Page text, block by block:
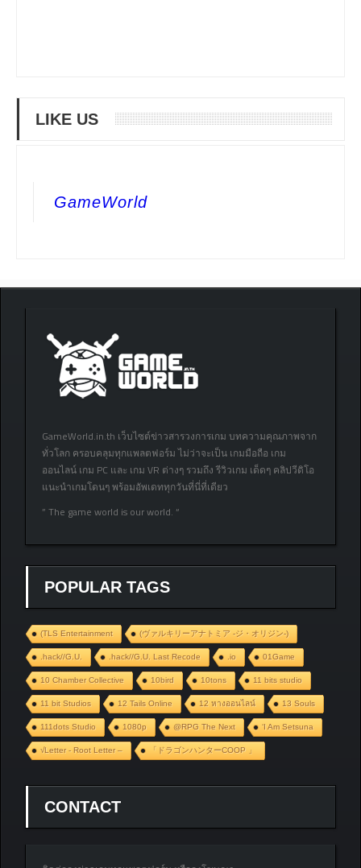
LIKE US
GameWorld
GameWorld.in.th เว็บไซต์ข่าวสารวงการเกม บทความคุณภาพจาก
ทั่วโลก ครอบคลุมทุกแพลตฟอร์ม ไม่ว่าจะเป็น เกมมือถือ เกม
ออนไลน์ เกม PC และ เกม VR ต่างๆ รวมถึง รีวิวเกม เด็ดๆ คลิปวีดิโอ
แนะนำเกมโดนๆ พร้อมอัพเดททุกวันที่นี่ที่เดียว
” The game world is our world. “
POPULAR TAGS
(TLS Entertainment (ヴァルキリーアナトミア ‐ジ・オリジン‐)
.hack//G.U. .hack//G.U. Last Recode .io 01Game
10 Chamber Collective 10bird 10tons 11 bits studio
11 bit Studios 12 Tails Online 12 หางออนไลน์ 13 Souls
111dots Studio 1080p @RPG The Next ‘I Am Setsuna
√Letter - Root Letter – 「ドラゴンハンターCOOP 」
CONTACT